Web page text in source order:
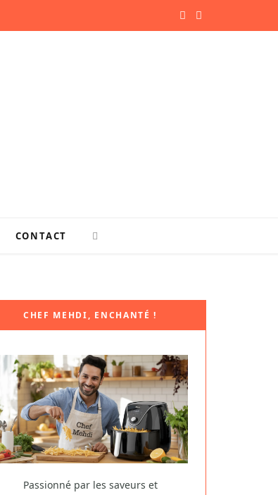
CONTACT
CHEF MEHDI, ENCHANTÉ !
Passionné par les saveurs et